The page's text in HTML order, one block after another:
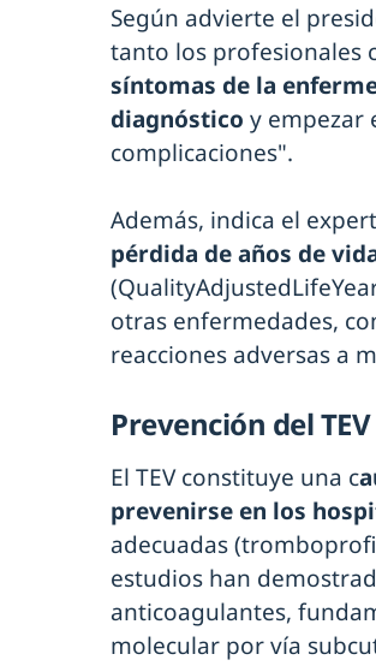
Según advierte el
tanto los profesionales
síntomas de la
diagnóstico y empezar
complicaciones".
Además, indica el
pérdida de años de
otras enfermedades,
reacciones adversas a
Prevención del
El TEV constituye una c
prevenirse en los
adecuadas
estudios han
anticoagulantes,
molecular por vía